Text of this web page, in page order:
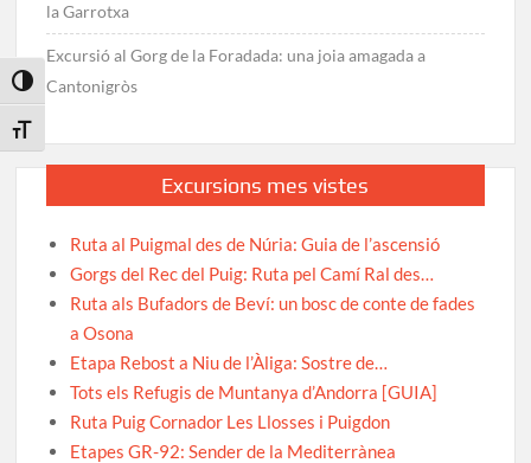
Toggle High Contrast
Toggle Font size
la Garrotxa
Excursió al Gorg de la Foradada: una joia amagada a
Cantonigròs
Excursions mes vistes
Ruta al Puigmal des de Núria: Guia de l’ascensió
Gorgs del Rec del Puig: Ruta pel Camí Ral des…
Ruta als Bufadors de Beví: un bosc de conte de fades
a Osona
Etapa Rebost a Niu de l’Àliga: Sostre de…
Tots els Refugis de Muntanya d’Andorra [GUIA]
Ruta Puig Cornador Les Llosses i Puigdon
Etapes GR-92: Sender de la Mediterrànea